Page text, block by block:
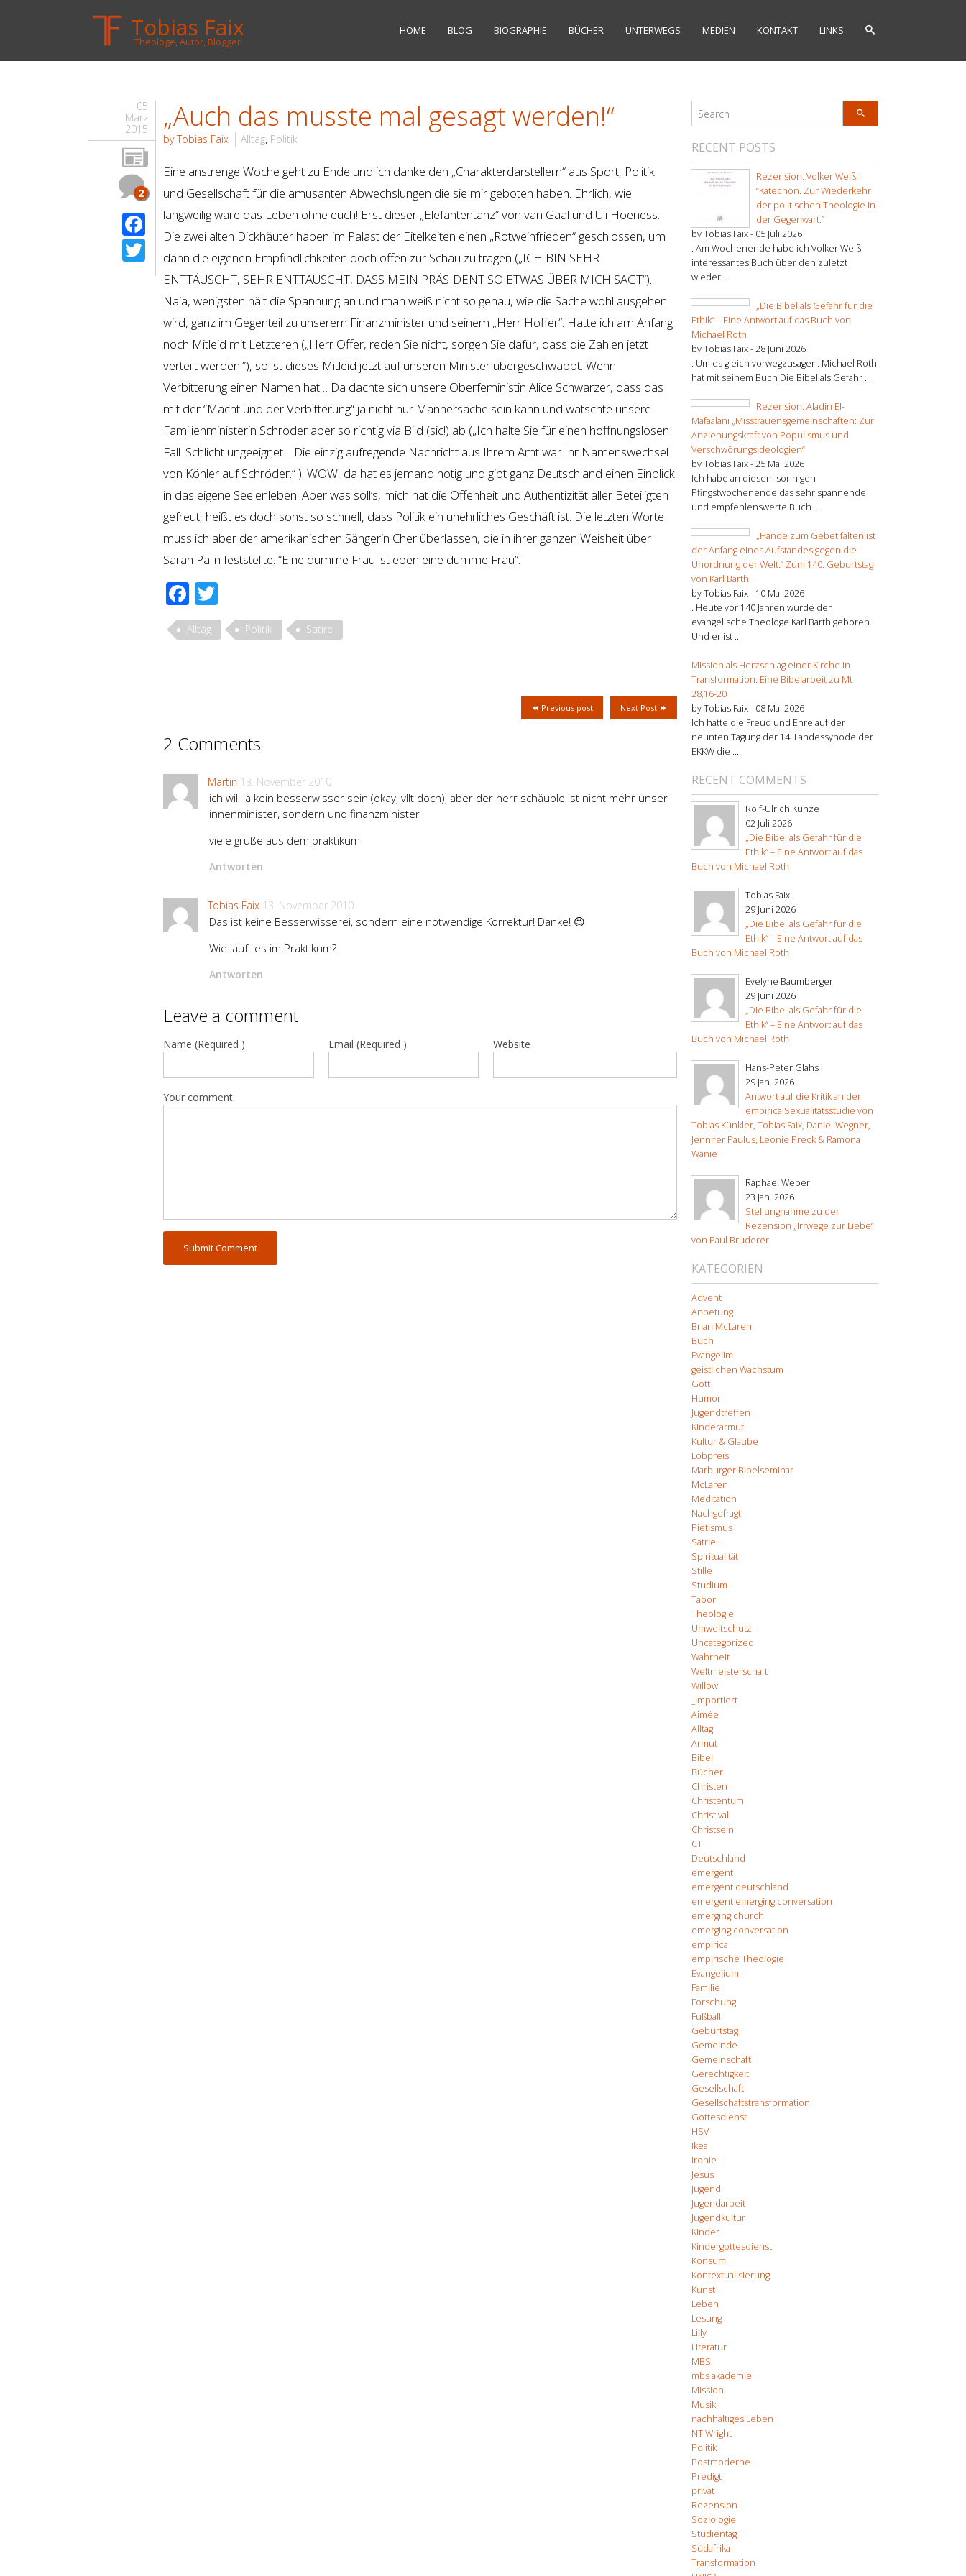
Tobias Faix
Theologe, Autor, Blogger
HOME BLOG BIOGRAPHIE BÜCHER UNTERWEGS MEDIEN KONTAKT LINKS
05
März
2015
2
Facebook
Twitter
„Auch das musste mal gesagt werden!“
by Tobias Faix Alltag, Politik
Eine anstrenge Woche geht zu Ende und ich danke den „Charakterdarstellern“ aus Sport, Politik
und Gesellschaft für die amüsanten Abwechslungen die sie mir geboten haben. Ehrlich, wie
langweilig wäre das Leben ohne euch! Erst dieser „Elefantentanz“ von van Gaal und Uli Hoeness.
Die zwei alten Dickhäuter haben im Palast der Eitelkeiten einen „Rotweinfrieden“ geschlossen, um
dann die eigenen Empfindlichkeiten doch offen zur Schau zu tragen („ICH BIN SEHR
ENTTÄUSCHT, SEHR ENTTÄUSCHT, DASS MEIN PRÄSIDENT SO ETWAS ÜBER MICH SAGT“).
Naja, wenigsten hält die Spannung an und man weiß nicht so genau, wie die Sache wohl ausgehen
wird, ganz im Gegenteil zu unserem Finanzminister und seinem „Herr Hoffer“. Hatte ich am Anfang
noch Mitleid mit Letzteren („Herr Offer, reden Sie nicht, sorgen Sie dafür, dass die Zahlen jetzt
verteilt werden.”), so ist dieses Mitleid jetzt auf unseren Minister übergeschwappt. Wenn
Verbitterung einen Namen hat… Da dachte sich unsere Oberfeministin Alice Schwarzer, dass das
mit der “Macht und der Verbitterung“ ja nicht nur Männersache sein kann und watschte unsere
Familienministerin Schröder aber so richtig via Bild (sic!) ab („Ich halte Sie für einen hoffnungslosen
Fall. Schlicht ungeeignet …Die einzig aufregende Nachricht aus Ihrem Amt war Ihr Namenswechsel
von Köhler auf Schröder.“ ). WOW, da hat es jemand nötig und gibt ganz Deutschland einen Einblick
in das eigene Seelenleben. Aber was soll’s, mich hat die Offenheit und Authentizität aller Beteiligten
gefreut, heißt es doch sonst so schnell, dass Politik ein unehrliches Geschäft ist. Die letzten Worte
muss ich aber der amerikanischen Sängerin Cher überlassen, die in ihrer ganzen Weisheit über
Sarah Palin feststellte: “Eine dumme Frau ist eben eine dumme Frau”.
Facebook
Alltag Politik Satire
Next Post
Previous post
2 Comments
Martin 13. November 2010
ich will ja kein besserwisser sein (okay, vllt doch), aber der herr schäuble ist nicht mehr unser
innenminister, sondern und finanzminister
viele grüße aus dem praktikum
Antworten
Tobias Faix 13. November 2010
Das ist keine Besserwisserei, sondern eine notwendige Korrektur! Danke! 😉
Wie läuft es im Praktikum?
Antworten
Leave a comment
Name (Required ) Email (Required ) Website
Your comment
RECENT POSTS
Rezension: Volker Weiß:
“Katechon. Zur Wiederkehr
der politischen Theologie in
der Gegenwart.”
by Tobias Faix - 05 Juli 2026
. Am Wochenende habe ich Volker Weiß
interessantes Buch über den zuletzt
wieder ...
„Die Bibel als Gefahr für die
Ethik“ – Eine Antwort auf das Buch von
Michael Roth
by Tobias Faix -28 Juni 2026
. Um es gleich vorwegzusagen: Michael Roth
hat mit seinem Buch Die Bibel als Gefahr ...
Rezension: Aladin El-
Mafaalani „Misstrauensgemeinschaften: Zur
Anziehungskraft von Populismus und
Verschwörungsideologien“
by Tobias Faix -25 Mai 2026
Ich habe an diesem sonnigen
Pfingstwochenende das sehr spannende
und empfehlenswerte Buch ...
„Hände zum Gebet falten ist
der Anfang eines Aufstandes gegen die
Unordnung der Welt.“ Zum 140. Geburtstag
von Karl Barth
by Tobias Faix - 10 Mai 2026
. Heute vor 140 Jahren wurde der
evangelische Theologe Karl Barth geboren.
Und er ist ...
Mission als Herzschlag einer Kirche in
Transformation. Eine Bibelarbeit zu Mt
28,16-20
by Tobias Faix - 08 Mai 2026
Ich hatte die Freud und Ehre auf der
neunten Tagung der 14. Landessynode der
EKKW die ...
RECENT COMMENTS
Rolf-Ulrich Kunze
02 Juli 2026
„Die Bibel als Gefahr für die
Ethik“ – Eine Antwort auf das
Buch von Michael Roth
Tobias Faix
29 Juni 2026
„Die Bibel als Gefahr für die
Ethik“ – Eine Antwort auf das
Buch von Michael Roth
Evelyne Baumberger
29 Juni 2026
„Die Bibel als Gefahr für die
Ethik“ – Eine Antwort auf das
Buch von Michael Roth
Hans-Peter Glahs
29 Jan. 2026
Antwort auf die Kritik an der
empirica Sexualitätsstudie von
Tobias Künkler, Tobias Faix, Daniel Wegner,
Jennifer Paulus, Leonie Preck & Ramona
Wanie
Raphael Weber
23 Jan. 2026
Stellungnahme zu der
Rezension „Irrwege zur Liebe“
von Paul Bruderer
KATEGORIEN
Advent
Anbetung
Brian McLaren
Buch
Evangelim
geistlichen Wachstum
Gott
Humor
Jugendtreffen
Kinderarmut
Kultur & Glaube
Lobpreis
Marburger Bibelseminar
McLaren
Meditation
Nachgefragt
Pietismus
Satrie
Spiritualität
Stille
Studium
Tabor
Theologie
Umweltschutz
Uncategorized
Wahrheit
Weltmeisterschaft
Willow
_importiert
Aimée
Alltag
Armut
Bibel
Bücher
Christen
Christentum
Christival
Christsein
CT
Deutschland
emergent
emergent deutschland
emergent emerging conversation
emerging church
emerging conversation
empirica
empirische Theologie
Evangelium
Familie
Forschung
Fußball
Geburtstag
Gemeinde
Gemeinschaft
Gerechtigkeit
Gesellschaft
Gesellschaftstransformation
Gottesdienst
HSV
Ikea
Ironie
Jesus
Jugend
Jugendarbeit
Jugendkultur
Kinder
Kindergottesdienst
Konsum
Kontextualisierung
Kunst
Leben
Lesung
Lilly
Literatur
MBS
mbs akademie
Mission
Musik
nachhaltiges Leben
NT Wright
Politik
Postmoderne
Predigt
privat
Rezension
Soziologie
Studientag
Südafrika
Transformation